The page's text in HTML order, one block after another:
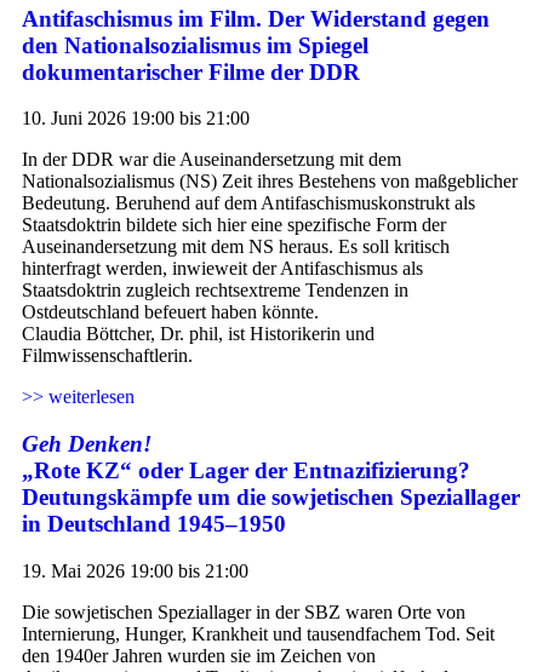
Antifaschismus im Film. Der Widerstand gegen
den Nationalsozialismus im Spiegel
dokumentarischer Filme der DDR
10. Juni 2026 19:00 bis 21:00
In der DDR war die Auseinandersetzung mit dem
Nationalsozialismus (NS) Zeit ihres Bestehens von maßgeblicher
Bedeutung. Beruhend auf dem Antifaschismuskonstrukt als
Staatsdoktrin bildete sich hier eine spezifische Form der
Auseinandersetzung mit dem NS heraus. Es soll kritisch
hinterfragt werden, inwieweit der Antifaschismus als
Staatsdoktrin zugleich rechtsextreme Tendenzen in
Ostdeutschland befeuert haben könnte.
Claudia Böttcher, Dr. phil, ist Historikerin und
Filmwissenschaftlerin.
>> weiterlesen
Geh Denken!
„Rote KZ“ oder Lager der Entnazifizierung?
Deutungskämpfe um die sowjetischen Speziallager
in Deutschland 1945–1950
19. Mai 2026 19:00 bis 21:00
Die sowjetischen Speziallager in der SBZ waren Orte von
Internierung, Hunger, Krankheit und tausendfachem Tod. Seit
den 1940er Jahren wurden sie im Zeichen von